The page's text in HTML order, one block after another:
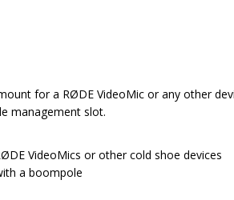
for a RØDE VideoMic or any other
management slot.
VideoMics or other cold shoe devices
a boompole